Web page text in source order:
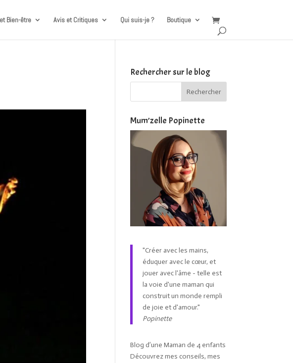
Bien-être Avis et Critiques Qui suis-je ? Boutique
Rechercher sur le blog
Mum’zelle Popinette
"Créer avec les mains,
éduquer avec le cœur, et
jouer avec l'âme - telle est
la voie d'une maman qui
construit un monde rempli
de joie et d'amour."
Popinette
Blog d’une Maman de 4 enfants
Découvrez mes conseils, mes